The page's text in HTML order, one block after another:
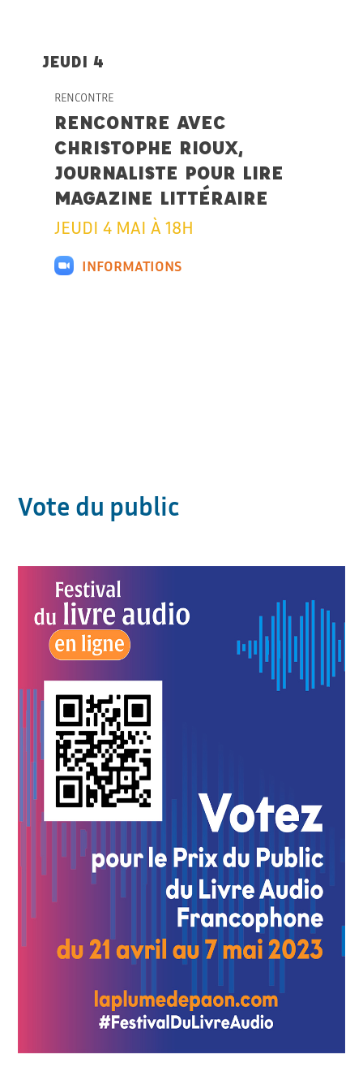
JEUDI 4
RENCONTRE
RENCONTRE AVEC
CHRISTOPHE RIOUX,
JOURNALISTE POUR LIRE
MAGAZINE LITTÉRAIRE
JEUDI 4 MAI À 18H
INFORMATIONS
Vote du public